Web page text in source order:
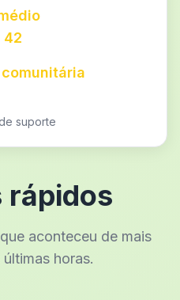
42
suporte
rápidos
aconteceu de mais
horas.